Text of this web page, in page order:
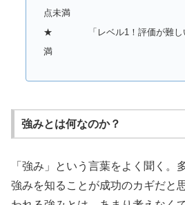
点未満
★ 「レベル1！評価が難しい
満
強みとは何なのか？
「強み」という言葉をよく聞く。
強みを知ることが成功のカギだと